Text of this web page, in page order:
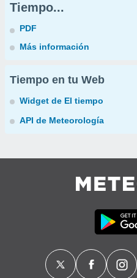
Tiempo...
PDF
Más información
Tiempo en tu Web
Widget de El tiempo
API de Meteorología